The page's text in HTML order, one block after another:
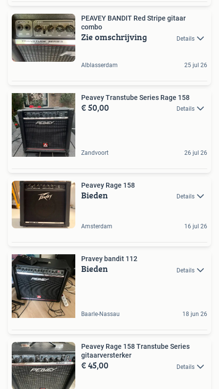
PEAVEY BANDIT Red Stripe gitaar
combo
Zie omschrijving Details
Alblasserdam 25 jul 26
Peavey Transtube Series Rage 158
€ 50,00 Details
Zandvoort 26 jul 26
Peavey Rage 158
Bieden Details
Amsterdam 16 jul 26
Pravey bandit 112
Bieden Details
Baarle-Nassau 18 jun 26
Peavey Rage 158 Transtube Series
gitaarversterker
€ 45,00 Details